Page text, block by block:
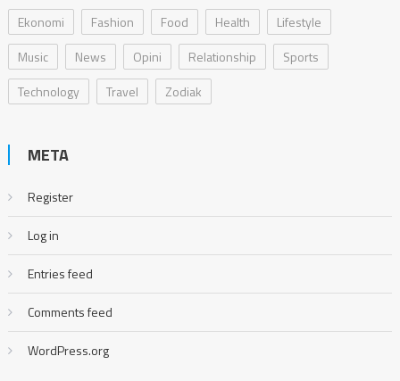
Ekonomi Fashion Food Health
Lifestyle
Music
News Opini Relationship
Sports
Technology
Travel Zodiak
META
Register
Log in
Entries feed
Comments feed
WordPress.org